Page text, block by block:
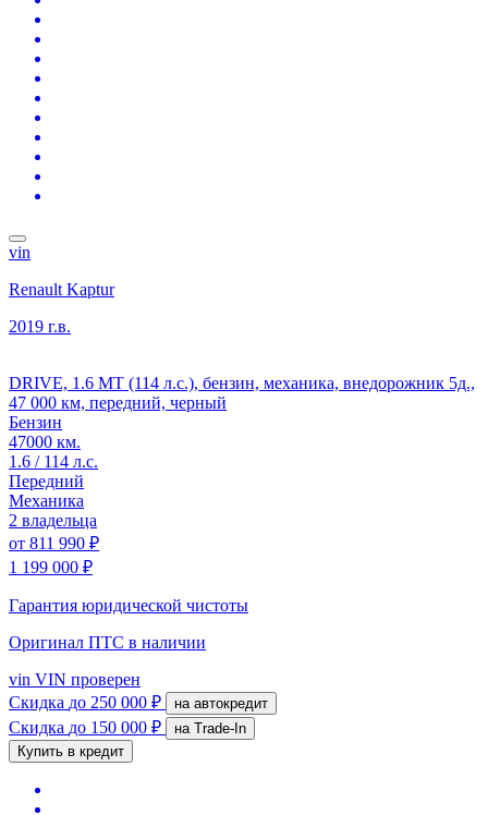
vin
Renault Kaptur
2019 г.в.
DRIVE, 1.6 MT (114 л.с.), бензин, механика, внедорожник 5д.,
47 000 км, передний, черный
Бензин
47000 км.
1.6 / 114 л.с.
Передний
Механика
2 владельца
от 811 990 ₽
1 199 000 ₽
Гарантия юридической чистоты
Оригинал ПТС в наличии
vin VIN проверен
Скидка до 250 000 ₽ на автокредит
Скидка до 150 000 ₽
на Trade-In
Купить в кредит